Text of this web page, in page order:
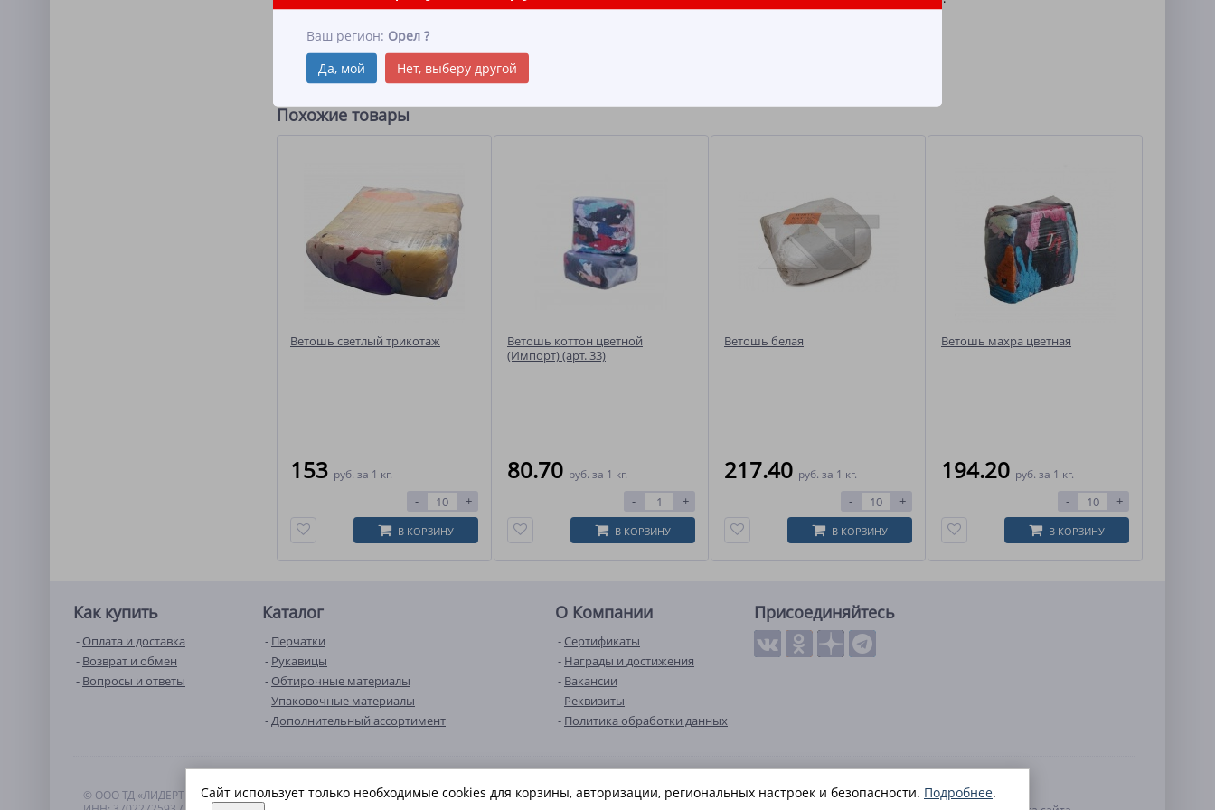
Ваш регион: Орел ?
Да, мой
Нет, выберу другой
Допустимы размеры: ориентировочный средний размер 40х60 см
Количество: 10 шт
Вес: 10 кг
Объем: 0.04 м
Похожие товары
Ветошь светлый трикотаж
153 руб. за 1 кг.
- +
В КОРЗИНУ
Ветошь коттон цветной
(Импорт) (арт. 33)
80.70 руб. за 1 кг.
- +
В КОРЗИНУ
Ветошь белая
217.40 руб. за 1 кг.
- +
В КОРЗИНУ
Ветошь махра цветная
194.20 руб. за 1 кг.
- +
В КОРЗИНУ
Как купить
Оплата и доставка
Возврат и обмен
Вопросы и ответы
Каталог
Перчатки
Рукавицы
Обтирочные материалы
Упаковочные материалы
Дополнительный ассортимент
О Компании
Сертификаты
Награды и достижения
Вакансии
Реквизиты
Политика обработки данных
Присоединяйтесь
© ООО ТД «ЛИДЕРТЕКС», 2022–2026
Политика обработки персональных данных
Сайт использует только необходимые cookies для корзины, авторизации, региональных настроек и безопасности. Подробнее.